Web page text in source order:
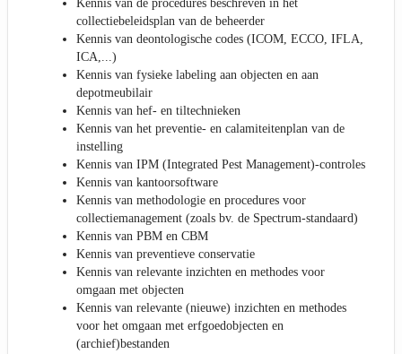
Kennis van de procedures beschreven in het
collectiebeleidsplan van de beheerder
Kennis van deontologische codes (ICOM, ECCO, IFLA,
ICA,...)
Kennis van fysieke labeling aan objecten en aan
depotmeubilair
Kennis van hef- en tiltechnieken
Kennis van het preventie- en calamiteitenplan van de
instelling
Kennis van IPM (Integrated Pest Management)-controles
Kennis van kantoorsoftware
Kennis van methodologie en procedures voor
collectiemanagement (zoals bv. de Spectrum-standaard)
Kennis van PBM en CBM
Kennis van preventieve conservatie
Kennis van relevante inzichten en methodes voor
omgaan met objecten
Kennis van relevante (nieuwe) inzichten en methodes
voor het omgaan met erfgoedobjecten en
(archief)bestanden